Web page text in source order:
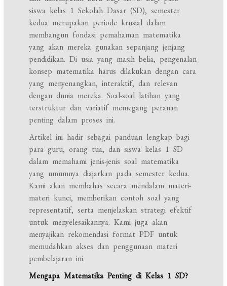
siswa kelas 1 Sekolah Dasar (SD), semester
kedua merupakan periode krusial dalam
membangun fondasi pemahaman matematika
yang akan mereka gunakan sepanjang jenjang
pendidikan. Di usia yang masih belia, pengenalan
konsep matematika harus dilakukan dengan cara
yang menyenangkan, interaktif, dan relevan
dengan dunia mereka. Soal-soal latihan yang
terstruktur dan variatif memegang peranan
penting dalam proses ini.
Artikel ini hadir sebagai panduan lengkap bagi
para guru, orang tua, dan siswa kelas 1 SD
dalam memahami jenis-jenis soal matematika
yang umumnya diajarkan pada semester kedua.
Kami akan membahas secara mendalam materi-
materi kunci, memberikan contoh soal yang
representatif, serta menjelaskan strategi efektif
untuk menyelesaikannya. Kami juga akan
menyajikan rekomendasi format PDF untuk
memudahkan akses dan penggunaan materi
pembelajaran ini.
Mengapa Matematika Penting di Kelas 1 SD?